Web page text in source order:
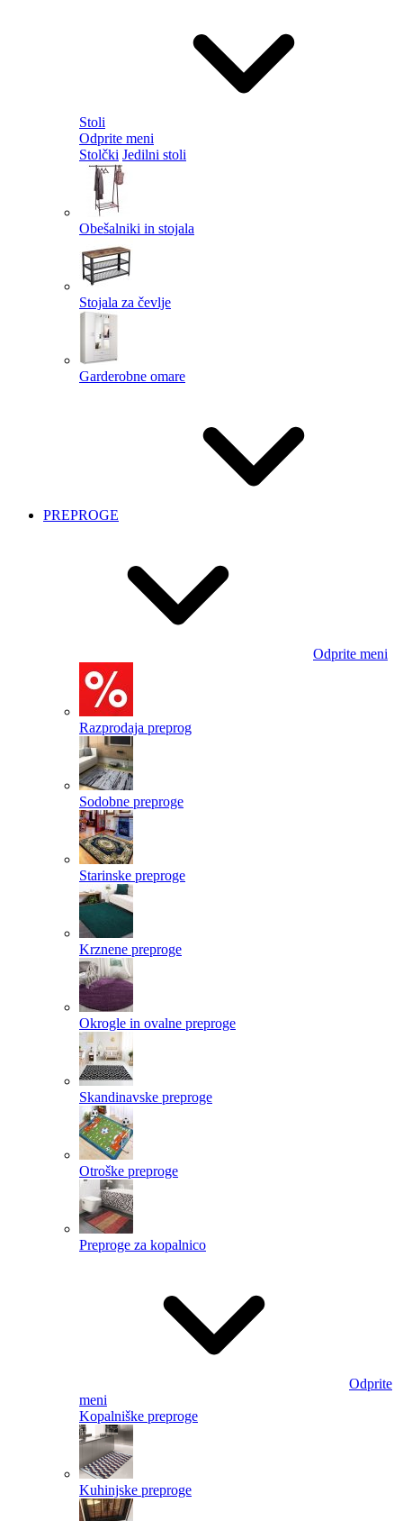
Stoli
Odprite meni
Stolčki Jedilni stoli
Obešalniki in stojala
Stojala za čevlje
Garderobne omare
PREPROGE
Odprite meni
Razprodaja preprog
Sodobne preproge
Starinske preproge
Krznene preproge
Okrogle in ovalne preproge
Skandinavske preproge
Otroške preproge
Preproge za kopalnico
Odprite
meni
Kopalniške preproge
Kuhinjske preproge